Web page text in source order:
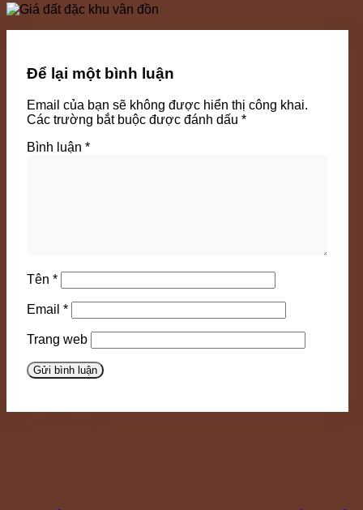
Để lại một bình luận
Email của bạn sẽ không được hiển thị công khai.
Các trường bắt buộc được đánh dấu *
Bình luận *
Tên *
Email *
Trang web